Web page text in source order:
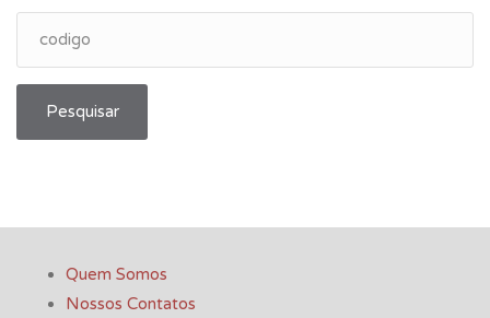
Pesquisar
Quem Somos
Nossos Contatos